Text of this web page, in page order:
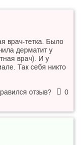
врач-тетка. Было
дерматит у
врач). И у
Так себя никто
отзыв?
0